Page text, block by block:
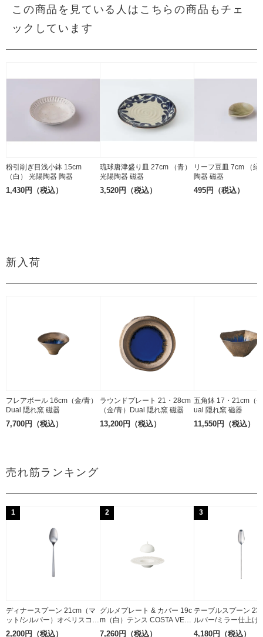
この商品を見ている人はこちらの商品もチェ
ックしています
粉引削ぎ目浅小鉢 15cm
（白） 光陽陶器 陶器
1,430円（税込）
琉球唐津盛り皿 27cm （青）
光陽陶器 磁器
3,520円（税込）
リーフ豆皿 7cm （緑
陶器 磁器
495円（税込）
新入荷
フレアボール 16cm（金/青）
Dual 隠れ窯 磁器
7,700円（税込）
ラウンドプレート 21・28cm
（金/青）Dual 隠れ窯 磁器
13,200円（税込）
五角鉢 17・21cm（
ual 隠れ窯 磁器
11,550円（税込）
売れ筋ランキング
1
ディナースプーン 21cm（マ
ット/シルバー）オベリスコ B
elo Inox ステンレス
2,200円（税込）
2
グルメプレート & カバー 19c
m（白）テンス COSTA VER
DE 磁器
7,260円（税込）
3
テーブルスプーン
ルバー/ミラー仕上げ
Belo Inox 18-10ステ
4,180円（税込）